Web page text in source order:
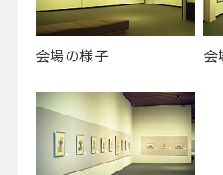
会場の様子 会